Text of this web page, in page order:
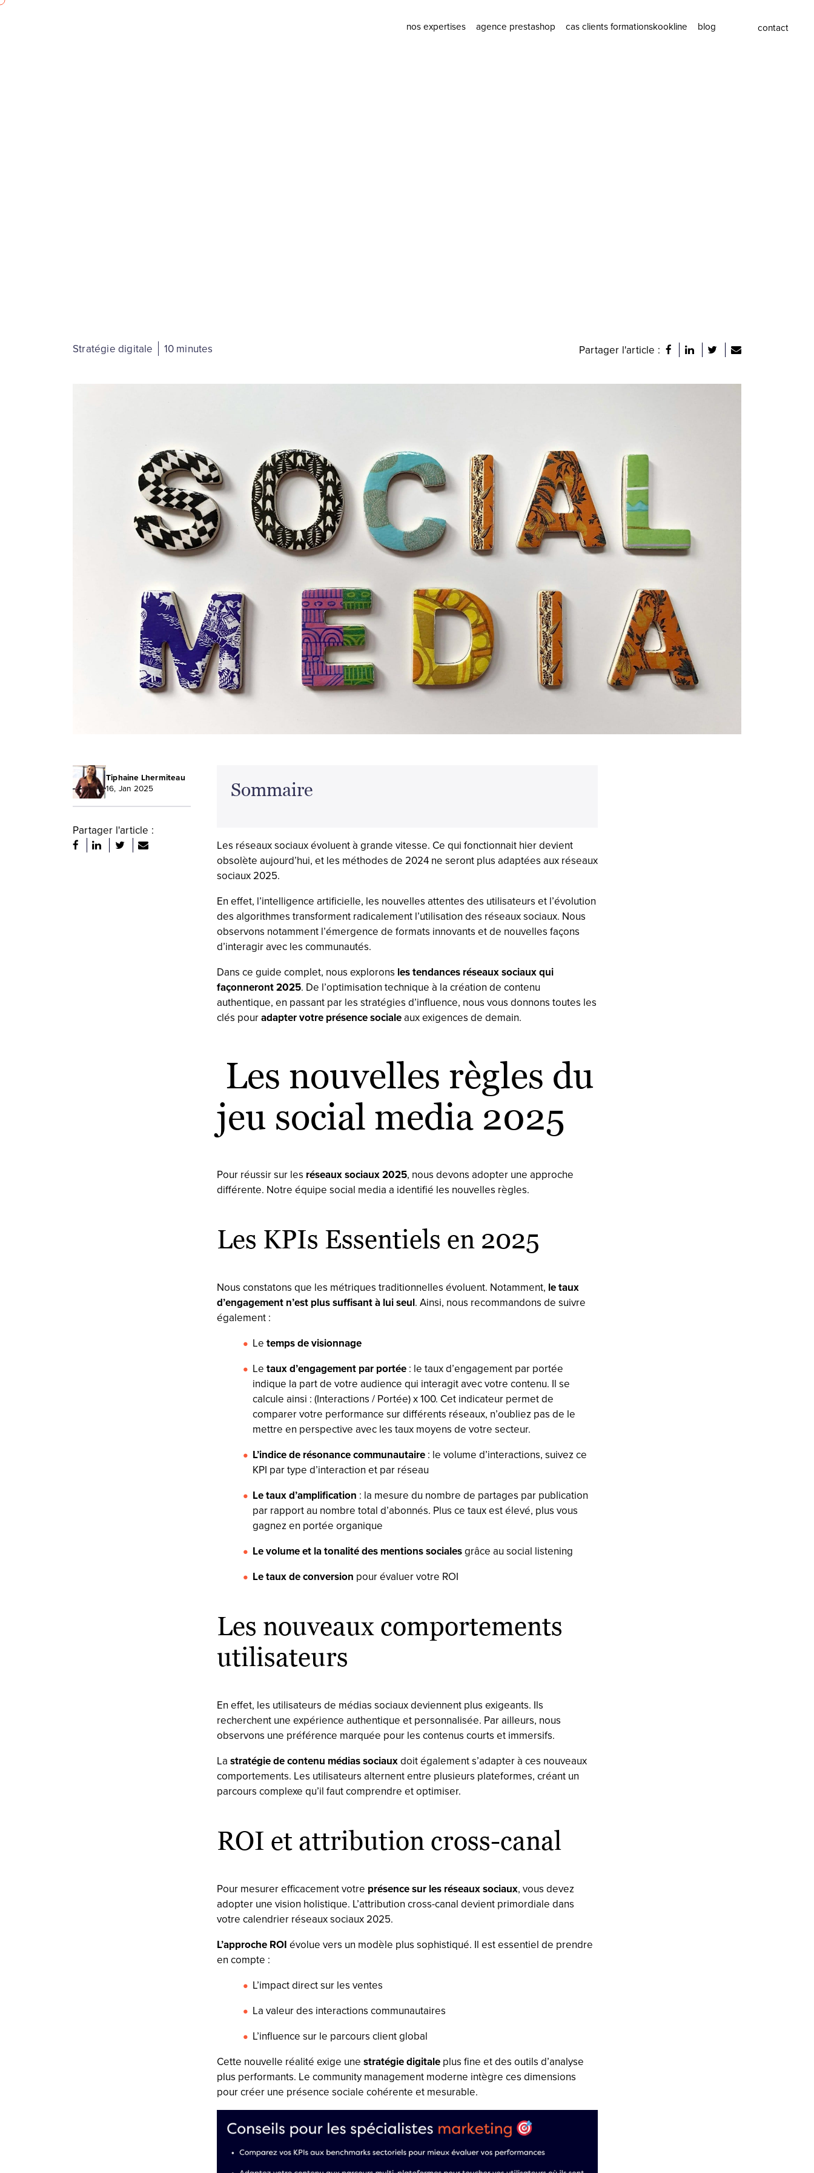
nos expertises agence prestashop cas clientsformationskookline blog contact
Stratégie digitale 10 minutes Partager l'article :
Tiphaine Lhermiteau
16, Jan 2025
Partager l'article :
Sommaire
Les réseaux sociaux évoluent à grande vitesse. Ce qui fonctionnait hier devient
obsolète aujourd’hui, et les méthodes de 2024 ne seront plus adaptées aux réseaux
sociaux 2025.
En effet, l’intelligence artificielle, les nouvelles attentes des utilisateurs et l’évolution
des algorithmes transforment radicalement l’utilisation des réseaux sociaux. Nous
observons notamment l’émergence de formats innovants et de nouvelles façons
d’interagir avec les communautés.
Dans ce guide complet, nous explorons les tendances réseaux sociaux qui
façonneront 2025. De l’optimisation technique à la création de contenu
authentique, en passant par les stratégies d’influence, nous vous donnons toutes les
clés pouradapter votre présence socialeaux exigences de demain.
Les nouvelles règles du
jeu social media 2025
Pour réussir sur les réseaux sociaux 2025, nous devons adopter une approche
différente. Notre équipe social media a identifié les nouvelles règles.
Les KPIs Essentiels en 2025
Nous constatons que les métriques traditionnelles évoluent. Notamment, le taux
d’engagement n’est plus suffisant à lui seul. Ainsi, nous recommandons de suivre
également :
Le temps de visionnage
Le taux d’engagement par portée : le taux d’engagement par portée
indique la part de votre audience qui interagit avec votre contenu. Il se
calcule ainsi : (Interactions / Portée) x 100. Cet indicateur permet de
comparer votre performance sur différents réseaux, n’oubliez pas de le
mettre en perspective avec les taux moyens de votre secteur.
L’indice de résonance communautaire : le volume d’interactions, suivez ce
KPI par type d’interaction et par réseau
Le taux d’amplification : la mesure du nombre de partages par publication
par rapport au nombre total d’abonnés. Plus ce taux est élevé, plus vous
gagnez en portée organique
Le volume et la tonalité des mentions socialesgrâce au social listening
Le taux de conversion pour évaluer votre ROI
Les nouveaux comportements
utilisateurs
En effet, les utilisateurs de médias sociaux deviennent plus exigeants. Ils
recherchent une expérience authentique et personnalisée. Par ailleurs, nous
observons une préférence marquée pour les contenus courts et immersifs.
La stratégie de contenu médias sociauxdoit également s’adapter à ces nouveaux
comportements. Les utilisateurs alternent entre plusieurs plateformes, créant un
parcours complexe qu’il faut comprendre et optimiser.
ROI et attribution cross-canal
Pour mesurer efficacement votre présence sur les réseaux sociaux, vous devez
adopter une vision holistique. L’attribution cross-canal devient primordiale dans
votre calendrier réseaux sociaux 2025.
L’approche ROI évolue vers un modèle plus sophistiqué. Il est essentiel de prendre
en compte :
L’impact direct sur les ventes
La valeur des interactions communautaires
L’influence sur le parcours client global
Cette nouvelle réalité exige une stratégie digitaleplus fine et des outils d’analyse
plus performants. Le community management moderne intègre ces dimensions
pour créer une présence sociale cohérente et mesurable.